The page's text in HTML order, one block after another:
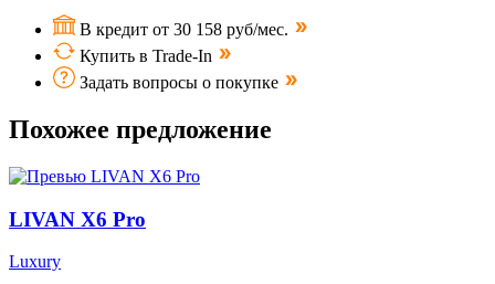
В кредит от 30 158 руб/мес.
Купить в Trade-In
Задать вопросы о покупке
Похожее предложение
LIVAN X6 Pro
Luxury